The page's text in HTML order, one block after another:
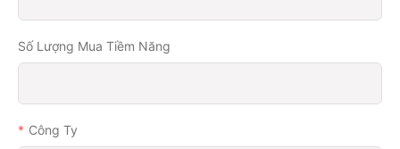
Số Lượng Mua Tiềm Năng
Công Ty